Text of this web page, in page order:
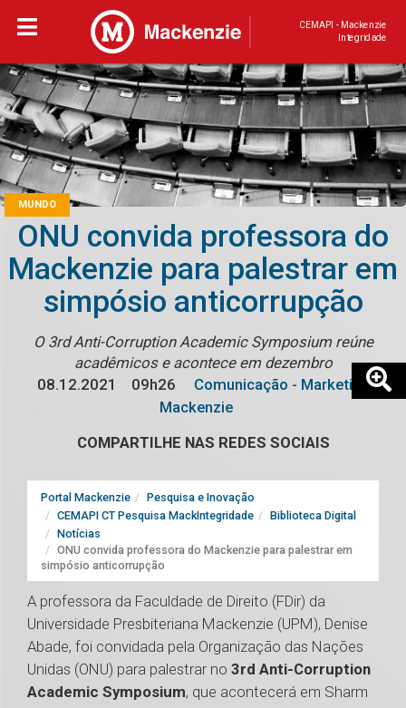
CEMAPI - Mackenzie
Integridade
MUNDO
ONU convida professora do
Mackenzie para palestrar em
simpósio anticorrupção
O 3rd Anti-Corruption Academic Symposium reúne
acadêmicos e acontece em dezembro
08.12.2021
09h26
Comunicação - Marketing
Mackenzie
COMPARTILHE NAS REDES SOCIAIS
Portal Mackenzie
Pesquisa e Inovação
CEMAPI CT Pesquisa MackIntegridade
Biblioteca Digital
Notícias
ONU convida professora do Mackenzie para palestrar em
simpósio anticorrupção
A professora da Faculdade de Direito (FDir) da
Universidade Presbiteriana Mackenzie (UPM), Denise
Abade, foi convidada pela Organização das Nações
Unidas (ONU) para palestrar no 3rd Anti-Corruption
Academic Symposium, que acontecerá em Sharm